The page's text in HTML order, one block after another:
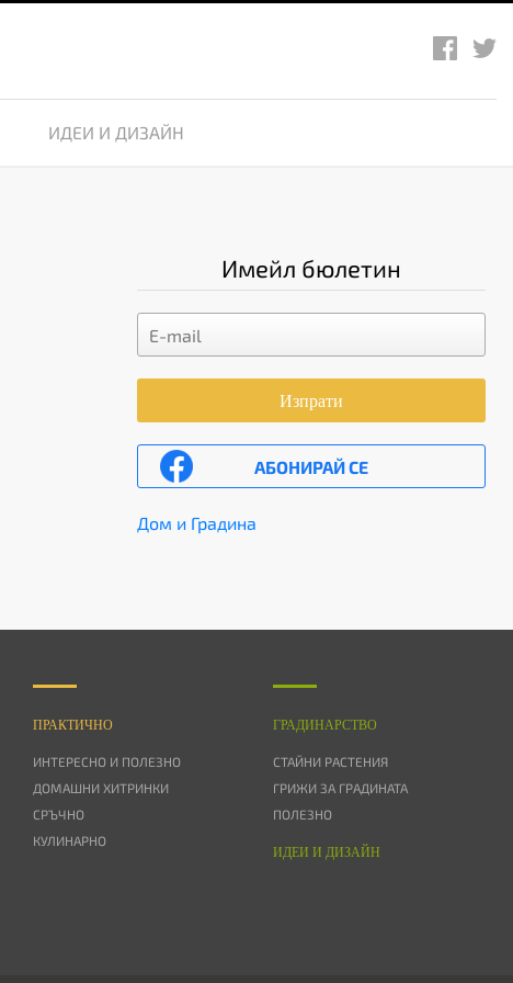
ИДЕИ И ДИЗАЙН
Имейл бюлетин
Изпрати
АБОНИРАЙ СЕ
Дом и Градина
ПРАКТИЧНО
ИНТЕРЕСНО И ПОЛЕЗНО
ДОМАШНИ ХИТРИНКИ
СРЪЧНО
КУЛИНАРНО
ГРАДИНАРСТВО
СТАЙНИ РАСТЕНИЯ
ГРИЖИ ЗА ГРАДИНАТА
ПОЛЕЗНО
ИДЕИ И ДИЗАЙН